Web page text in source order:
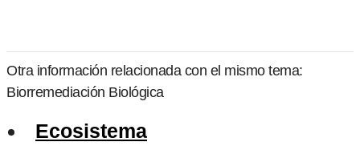
Otra información relacionada con el mismo tema:
Biorremediación Biológica
Ecosistema